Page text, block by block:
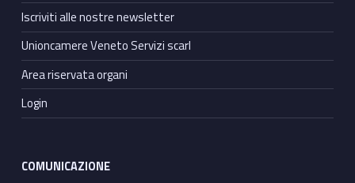
Iscriviti alle nostre newsletter
Unioncamere Veneto Servizi scarl
Area riservata organi
Login
COMUNICAZIONE